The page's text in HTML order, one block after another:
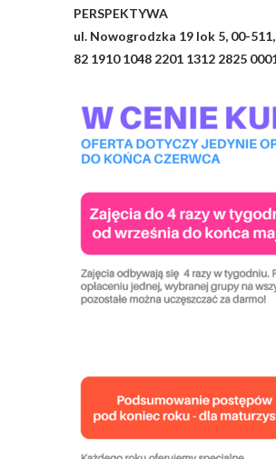
PERSPEKTYWA
ul. Nowogrodzka 19 lok 5, 00-
82 1910 1048 2201 1312 2825